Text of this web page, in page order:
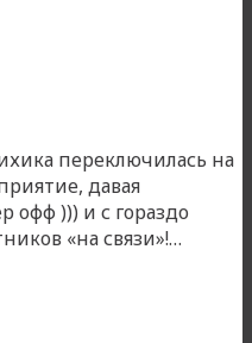
переключилась на
давая
офф ))) и с гораздо
«на связи»!…